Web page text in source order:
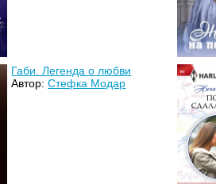
Габи. Легенда о любви
Автор:Стефка Модар